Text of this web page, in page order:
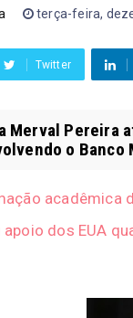
terça-feira,
Twitter
Merval Pereira
o
acadêmica
dos EUA